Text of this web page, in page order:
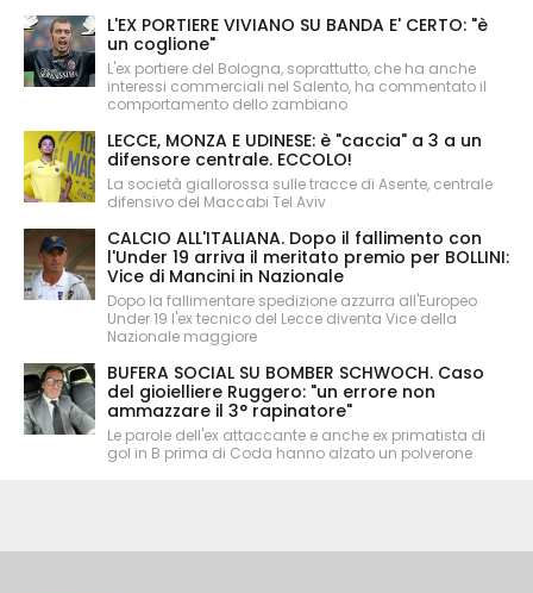
L'EX PORTIERE VIVIANO SU BANDA E' CERTO: "è
un coglione"
L'ex portiere del Bologna, soprattutto, che ha anche
interessi commerciali nel Salento, ha commentato il
comportamento dello zambiano
LECCE, MONZA E UDINESE: è "caccia" a 3 a un
difensore centrale. ECCOLO!
La società giallorossa sulle tracce di Asente, centrale
difensivo del Maccabi Tel Aviv
CALCIO ALL'ITALIANA. Dopo il fallimento con
l'Under 19 arriva il meritato premio per BOLLINI:
Vice di Mancini in Nazionale
Dopo la fallimentare spedizione azzurra all'Europeo
Under 19 l'ex tecnico del Lecce diventa Vice della
Nazionale maggiore
BUFERA SOCIAL SU BOMBER SCHWOCH. Caso
del gioielliere Ruggero: "un errore non
ammazzare il 3° rapinatore"
Le parole dell'ex attaccante e anche ex primatista di
gol in B prima di Coda hanno alzato un polverone